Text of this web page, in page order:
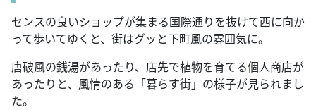
センスの良いショップが集まる国際通りを抜けて西に向か
って歩いてゆくと、街はグッと下町風の雰囲気に。
唐破風の銭湯があったり、店先で植物を育てる個人商店が
あったりと、風情のある「暮らす街」の様子が見られまし
た。